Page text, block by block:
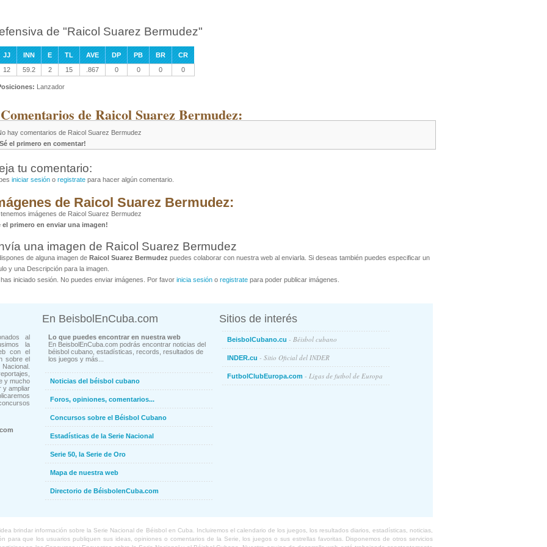
de "Raicol Suarez Bermudez"
JJ INN E TL AVE DP PB BR
CR
12
59.2 2 15 .867 0 0 0 0
Lanzador
de Raicol Suarez Bermudez:
hay comentarios de Raicol Suarez Bermudez
el primero en comentar!
tu comentario:
iniciar sesión o registrate para hacer algún comentario.
de Raicol Suarez Bermudez:
imágenes de Raicol Suarez Bermudez
el primero en enviar una imagen!
una imagen de Raicol Suarez Bermudez
de alguna imagen de Raicol Suarez Bermudez puedes colaborar con nuestra web al enviarla. Si deseas también puedes especificar un
y una Descripción para la imagen.
iniciado sesión. No puedes enviar imágenes. Por favor inicia sesión o registrate para poder publicar imágenes.
al
la
con el
sobre el
y mucho
y ampliar
En BeisbolEnCuba.com
Lo que puedes encontrar en nuestra web
En BeisbolEnCuba.com podrás encontrar noticias del
béisbol cubano, estadísticas, records, resultados de
los juegos y más...
Noticias del béisbol cubano
Foros, opiniones, comentarios...
Concursos sobre el Béisbol Cubano
Estadísticas de la Serie Nacional
Serie 50, la Serie de Oro
Mapa de nuestra web
Directorio de BéisbolenCuba.com
Sitios de interés
BeisbolCubano.cu - Béisbol cubano
INDER.cu - Sitio Oficial del INDER
FutbolClubEuropa.com - Ligas de futbol de Europa
brindar información sobre la Serie Nacional de Béisbol en Cuba. Incluiremos el calendario de los juegos, los resultados diarios, estadísticas, noticias,
para que los usuarios publiquen sus ideas, opiniones o comentarios de la Serie, los juegos o sus estrellas favoritas. Disponemos de otros servicios